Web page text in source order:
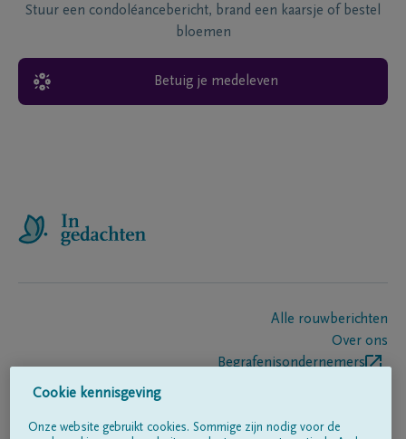
Stuur een condoléancebericht, brand een kaarsje of bestel
bloemen
Betuig je medeleven
Alle rouwberichten
Over ons
Begrafenisondernemers
Cookie kennisgeving
Onze website gebruikt cookies. Sommige zijn nodig voor de